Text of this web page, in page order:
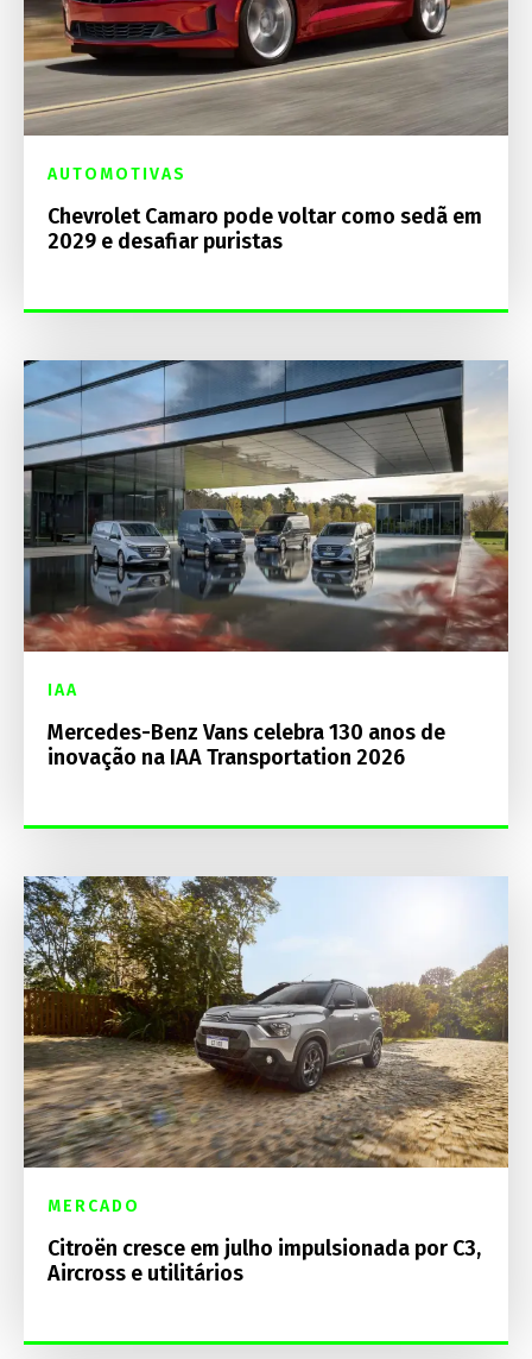
AUTOMOTIVAS
Chevrolet Camaro pode voltar como sedã em
2029 e desafiar puristas
IAA
Mercedes-Benz Vans celebra 130 anos de
inovação na IAA Transportation 2026
MERCADO
Citroën cresce em julho impulsionada por C3,
Aircross e utilitários